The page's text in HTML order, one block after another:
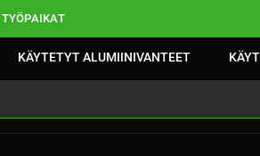
KÄYTETYT ALUMIINIVANTEET